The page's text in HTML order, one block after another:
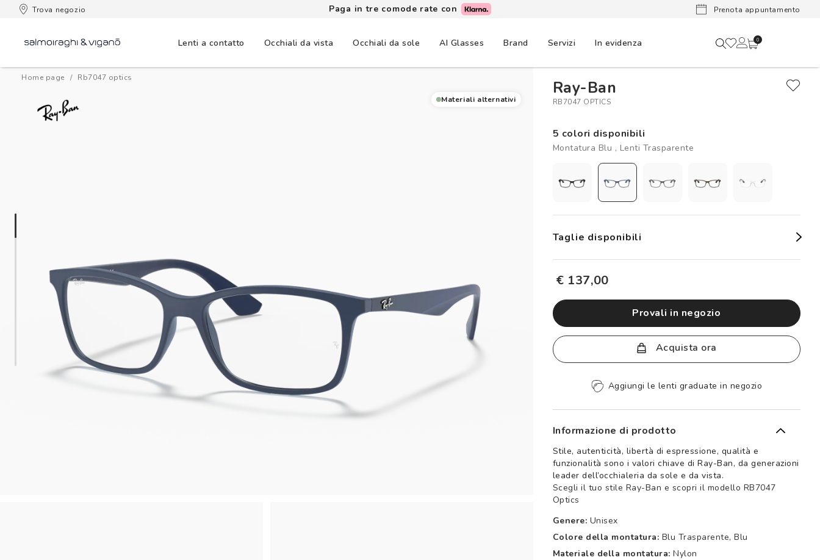
Trova negozio Lenti a contatto: 3+1 gratis, consegna in un giorno Ora
Prenota appuntamento
Lenti a contatto Occhiali da vista Occhiali da sole AI Glasses Brand Servizi In evidenza 0
Home page rb7047 optics
Materiali alternativi
Ray-Ban
RB7047 OPTICS
5 colori disponibili
Montatura Blu , Lenti Trasparente
Taglie disponibili
€ 137,00
provali in negozio
Acquista ora
Compra la tua montatura, ritirala in negozio Aggiungi le lenti graduate in negozio Pagamento sicuro
Informazione di prodotto
Stile, autenticità, libertà di espressione, qualità e
funzionalità sono i valori chiave di Ray-Ban, da generazioni
leader dell’occhialeria da sole e da vista.
Scegli il tuo stile Ray-Ban e scopri il modello RB7047
Optics
Genere: Unisex
Colore della montatura: Blu Trasparente, Blu
Materiale della montatura: Nylon